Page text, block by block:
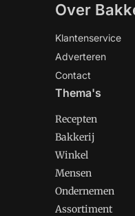
Over
Klantenservice
Adverteren
Contact
Thema's
Recepten
Bakkerij
Winkel
Mensen
Ondernemen
Assortiment